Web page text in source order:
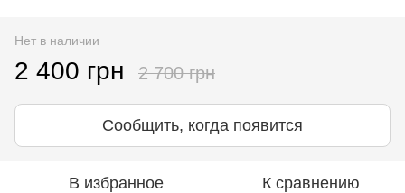
Нет в наличии
2 400 грн 2 700 грн
Сообщить, когда появится
В избранное К сравнению